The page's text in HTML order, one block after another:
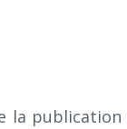
la